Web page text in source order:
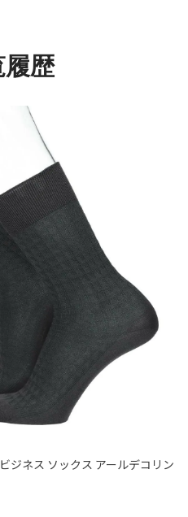
履歴
ジネス ソックス アールデコリン